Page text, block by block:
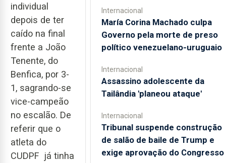
individual
depois de ter
caído na final
frente a João
Tenente, do
Benfica, por 3-
1, sagrando-se
vice-campeão
no escalão. De
referir que o
atleta do
CUDPF já tinha
Internacional
María Corina Machado culpa
Governo pela morte de preso
político venezuelano-uruguaio
Internacional
Assassino adolescente da
Tailândia 'planeou ataque'
Internacional
Tribunal suspende construção
de salão de baile de Trump e
exige aprovação do Congresso